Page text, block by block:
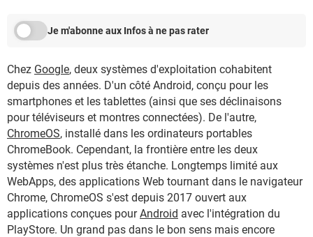
Je m'abonne aux Infos à ne pas rater
Chez Google, deux systèmes d'exploitation cohabitent
depuis des années. D'un côté Android, conçu pour les
smartphones et les tablettes (ainsi que ses déclinaisons
pour téléviseurs et montres connectées). De l'autre,
ChromeOS, installé dans les ordinateurs portables
ChromeBook. Cependant, la frontière entre les deux
systèmes n'est plus très étanche. Longtemps limité aux
WebApps, des applications Web tournant dans le navigateur
Chrome, ChromeOS s'est depuis 2017 ouvert aux
applications conçues pourAndroid avec l'intégration du
PlayStore. Un grand pas dans le bon sens mais encore